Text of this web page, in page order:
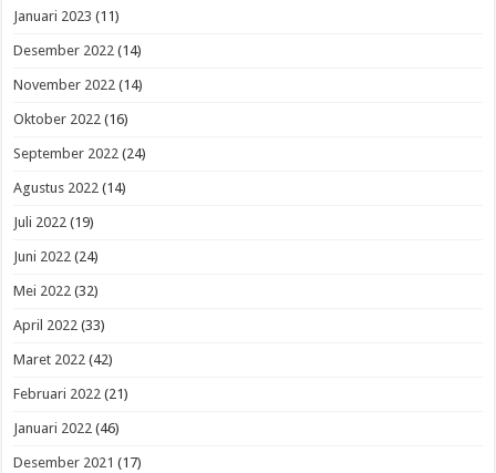
Januari 2023 (11)
Desember 2022 (14)
November 2022 (14)
Oktober 2022 (16)
September 2022 (24)
Agustus 2022 (14)
Juli 2022 (19)
Juni 2022 (24)
Mei 2022 (32)
April 2022 (33)
Maret 2022 (42)
Februari 2022 (21)
Januari 2022 (46)
Desember 2021 (17)